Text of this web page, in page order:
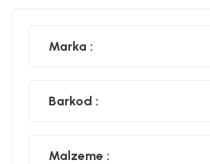
Marka :
Barkod :
Malzeme :